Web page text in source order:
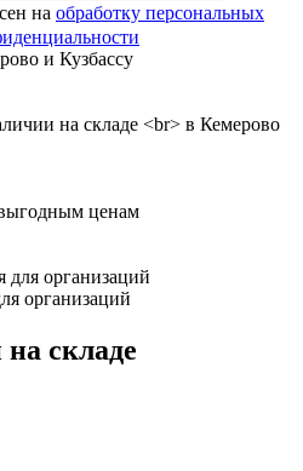
на обработку персональных
организаций
складе